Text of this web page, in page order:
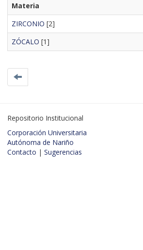
Materia
ZIRCONIO [2]
ZÓCALO [1]
Repositorio Institucional
Corporación Universitaria
Autónoma de Nariño
Contacto | Sugerencias